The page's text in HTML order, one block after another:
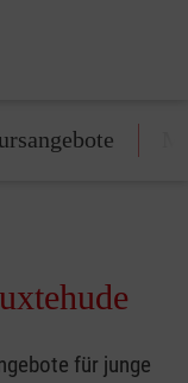
für junge